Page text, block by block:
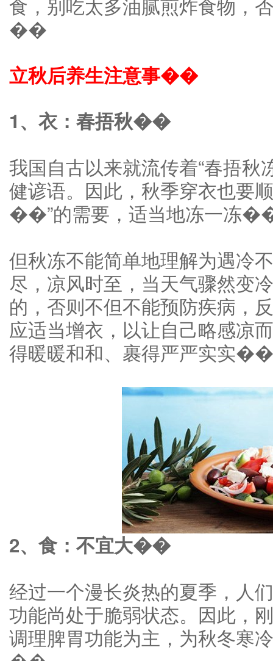
��
立秋后养生注意事��
1、衣：春捂秋��
我国自古以来就流传着“春捂
健谚语。因此，秋季穿衣也要
��”的需要，适当地冻一冻
但秋冻不能简单地理解为遇冷
尽，凉风时至，当天气骤然变
的，否则不但不能预防疾病，
应适当增衣，以让自己略感凉
得暖暖和和、裹得严严实实��
2、食：不宜大��
经过一个漫长炎热的夏季，人
功能尚处于脆弱状态。因此，
调理脾胃功能为主，为秋冬寒